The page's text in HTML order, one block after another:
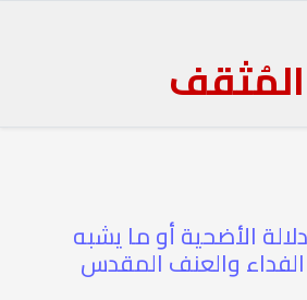
الأضحية أو ما يشبه
والعنف المقدس